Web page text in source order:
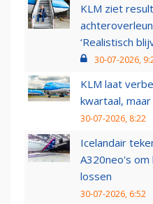
KLM ziet
‘Realistisch
30-07-2026,
KLM laat
kwartaal,
30-07-2026, 8:22
Icelandair
A320neo's
lossen
30-07-2026, 6:52